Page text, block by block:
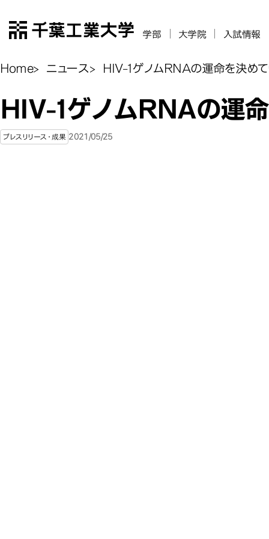
千葉工業大学
学部 大学院 入試情報
Home ニュース HIV-1ゲノムRNAの運命を決め
HIV-1ゲノムRNAの運
プレスリリース・成果 2021/05/25